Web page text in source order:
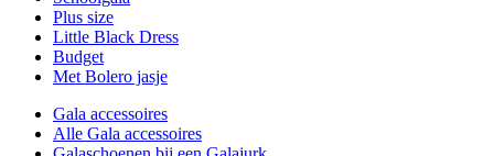
Plus size
Little Black Dress
Budget
Met Bolero jasje
Gala accessoires
Alle Gala accessoires